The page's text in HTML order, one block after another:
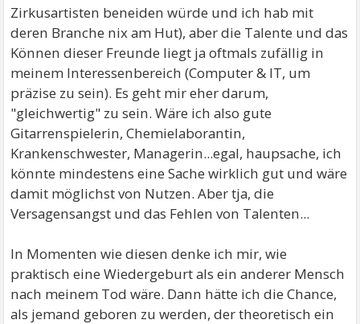
Zirkusartisten beneiden würde und ich hab mit
deren Branche nix am Hut), aber die Talente und das
Können dieser Freunde liegt ja oftmals zufällig in
meinem Interessenbereich (Computer & IT, um
präzise zu sein). Es geht mir eher darum,
"gleichwertig" zu sein. Wäre ich also gute
Gitarrenspielerin, Chemielaborantin,
Krankenschwester, Managerin...egal, haupsache, ich
könnte mindestens eine Sache wirklich gut und wäre
damit möglichst von Nutzen. Aber tja, die
Versagensangst und das Fehlen von Talenten...
In Momenten wie diesen denke ich mir, wie
praktisch eine Wiedergeburt als ein anderer Mensch
nach meinem Tod wäre. Dann hätte ich die Chance,
als jemand geboren zu werden, der theoretisch ein